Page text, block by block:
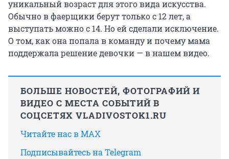
уникальный возраст для этого вида искусства.
Обычно в фаерщики берут только с 12 лет, а
выступать можно с 14. Но ей сделали исключение.
О том, как она попала в команду и почему мама
поддержала решение девочки — в нашем видео.
БОЛЬШЕ НОВОСТЕЙ, ФОТОГРАФИЙ И
ВИДЕО С МЕСТА СОБЫТИЙ В
СОЦСЕТЯХ VLADIVOSTOK1.RU
Читайте нас в MAX
Подписывайтесь на Telegram